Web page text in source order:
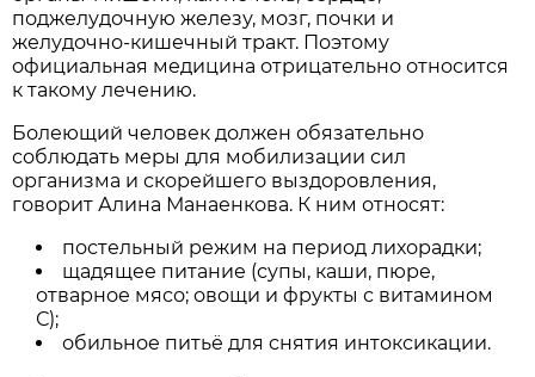
поджелудочную железу, мозг, почки и
желудочно-кишечный тракт. Поэтому
официальная медицина отрицательно относится
к такому лечению.
Болеющий человек должен обязательно
соблюдать меры для мобилизации сил
организма и скорейшего выздоровления,
говорит Алина Манаенкова. К ним относят:
постельный режим на период лихорадки;
щадящее питание (супы, каши, пюре,
отварное мясо; овощи и фрукты с витамином
С);
обильное питьё для снятия интоксикации.